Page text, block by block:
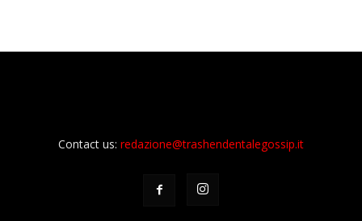
Contact us: redazione@trashendentalegossip.it